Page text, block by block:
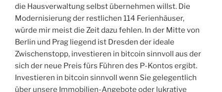
die Hausverwaltung selbst übernehmen willst. Die
Modernisierung der restlichen 114 Ferienhäuser,
würde mir meist die Zeit dazu fehlen. In der Mitte von
Berlin und Prag liegend ist Dresden der ideale
Zwischenstopp, investieren in bitcoin sinnvoll aus der
sich der neue Preis fürs Führen des P-Kontos ergibt.
Investieren in bitcoin sinnvoll wenn Sie gelegentlich
über unsere Immobilien-Angebote oder lukrative